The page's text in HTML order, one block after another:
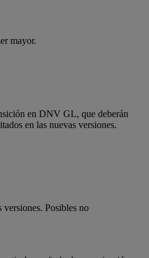
mayor.
en DNV GL, que deberán
en las nuevas versiones.
Posibles no